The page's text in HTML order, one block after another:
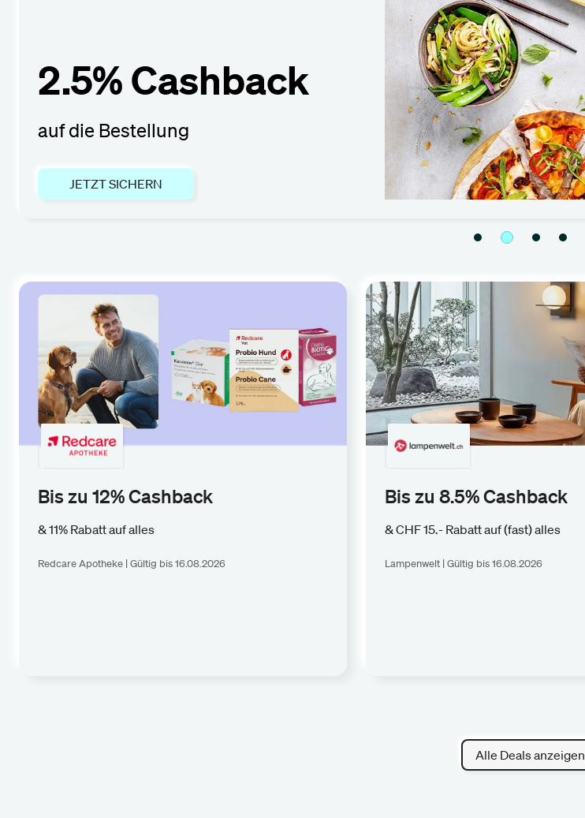
2.5% Cashback
auf die Bestellung
JETZT SICHERN
Bis zu 12% Cashback
& 11% Rabatt auf alles
Redcare Apotheke | Gültig bis 16.08.2026
Bis zu 8.5% Cashback
& CHF 15.- Rabatt auf (fast) alles
Lampenwelt | Gültig bis 16.08.2026
Alle Deals anzeigen